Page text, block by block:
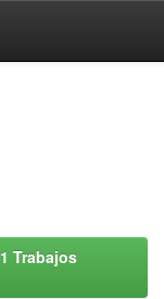
1 Trabajos